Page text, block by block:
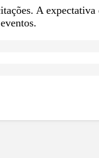
A expectativa